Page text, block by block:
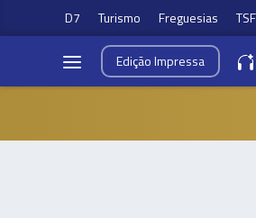
D7 Turismo Freguesias
EdiçãoImpressa